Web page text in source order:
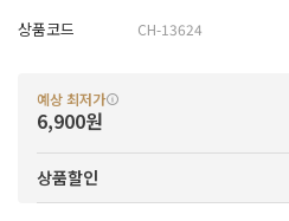
상품코드 CH-13624
예상 최저가
6,900원
상품할인